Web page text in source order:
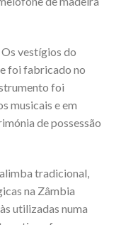
vestígios do
foi fabricado no
foi
musicais e em
de possessão
tradicional,
na Zâmbia
utilizadas numa